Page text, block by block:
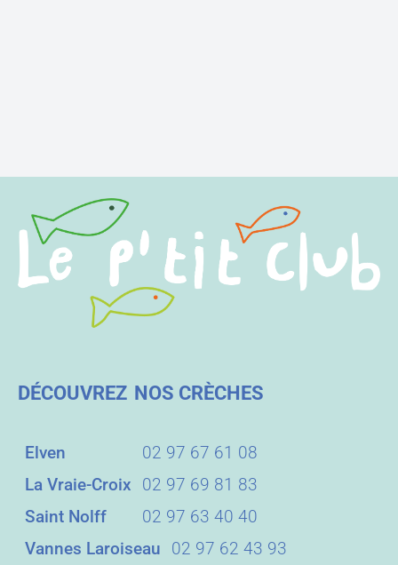
DÉCOUVREZ NOS CRÈCHES
Elven
02 97 67 61 08
La Vraie-Croix
02 97 69 81 83
Saint Nolff
02 97 63 40 40
Vannes Laroiseau
02 97 62 43 93